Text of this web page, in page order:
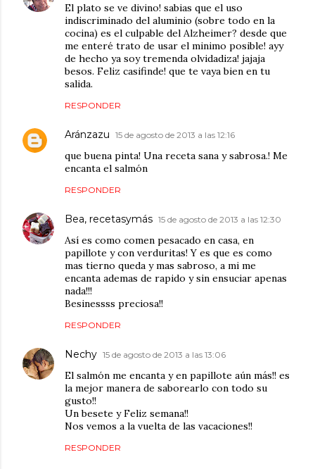
El plato se ve divino! sabias que el uso
indiscriminado del aluminio (sobre todo en la
cocina) es el culpable del Alzheimer? desde que
me enteré trato de usar el minimo posible! ayy
de hecho ya soy tremenda olvidadiza! jajaja
besos. Feliz casifinde! que te vaya bien en tu
salida.
RESPONDER
Aránzazu 15 de agosto de 2013 a las 12:16
que buena pinta! Una receta sana y sabrosa.! Me
encanta el salmón
RESPONDER
Bea, recetasymás 15 de agosto de 2013 a las 12:30
Así es como comen pesacado en casa, en
papillote y con verduritas! Y es que es como
mas tierno queda y mas sabroso, a mi me
encanta ademas de rapido y sin ensuciar apenas
nada!!!
Besinessss preciosa!!
RESPONDER
Nechy 15 de agosto de 2013 a las 13:06
El salmón me encanta y en papillote aún más!! es
la mejor manera de saborearlo con todo su
gusto!!
Un besete y Feliz semana!!
Nos vemos a la vuelta de las vacaciones!!
RESPONDER